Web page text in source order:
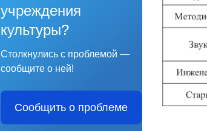
учреждения
культуры?
Столкнулись с проблемой —
сообщите о ней!
Сообщить о проблеме